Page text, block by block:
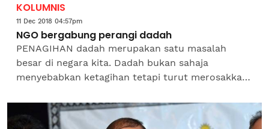
KOLUMNIS
11 Dec 2018 04:57pm
NGO bergabung perangi dadah
PENAGIHAN dadah merupakan satu masalah
besar di negara kita. Dadah bukan sahaja
menyebabkan ketagihan tetapi turut merosakkan
dan mengakibatkan individu...